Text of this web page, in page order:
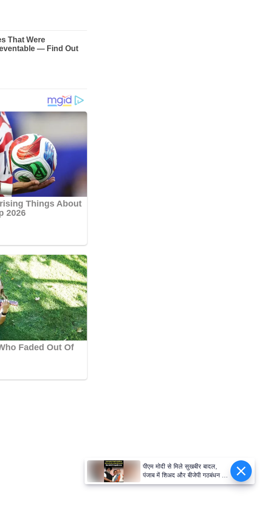
पीएम मोदी से मिले सुखबीर बादल,
पंजाब में शिअद और बीजेपी गठबंधन की
अटकलें तेज